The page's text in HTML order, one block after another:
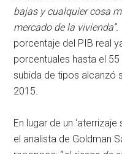
bajas y cualquier cosa
mercado de la vivienda”.
porcentaje del PIB real
porcentuales hasta el
subida de tipos alcanzó
2015.
En lugar de un
el analista de Goldman